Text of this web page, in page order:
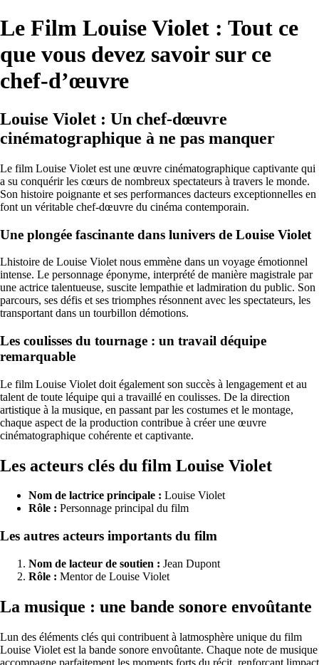
Le Film Louise Violet : Tout ce
que vous devez savoir sur ce
chef-d’œuvre
Louise Violet : Un chef-dœuvre
cinématographique à ne pas manquer
Le film Louise Violet est une œuvre cinématographique captivante qui
a su conquérir les cœurs de nombreux spectateurs à travers le monde.
Son histoire poignante et ses performances dacteurs exceptionnelles en
font un véritable chef-dœuvre du cinéma contemporain.
Une plongée fascinante dans lunivers de Louise Violet
Lhistoire de Louise Violet nous emmène dans un voyage émotionnel
intense. Le personnage éponyme, interprété de manière magistrale par
une actrice talentueuse, suscite lempathie et ladmiration du public. Son
parcours, ses défis et ses triomphes résonnent avec les spectateurs, les
transportant dans un tourbillon démotions.
Les coulisses du tournage : un travail déquipe
remarquable
Le film Louise Violet doit également son succès à lengagement et au
talent de toute léquipe qui a travaillé en coulisses. De la direction
artistique à la musique, en passant par les costumes et le montage,
chaque aspect de la production contribue à créer une œuvre
cinématographique cohérente et captivante.
Les acteurs clés du film Louise Violet
Nom de lactrice principale : Louise Violet
Rôle : Personnage principal du film
Les autres acteurs importants du film
Nom de lacteur de soutien : Jean Dupont
Rôle : Mentor de Louise Violet
La musique : une bande sonore envoûtante
Lun des éléments clés qui contribuent à latmosphère unique du film
Louise Violet est la bande sonore envoûtante. Chaque note de musique
accompagne parfaitement les moments forts du récit, renforçant limpact